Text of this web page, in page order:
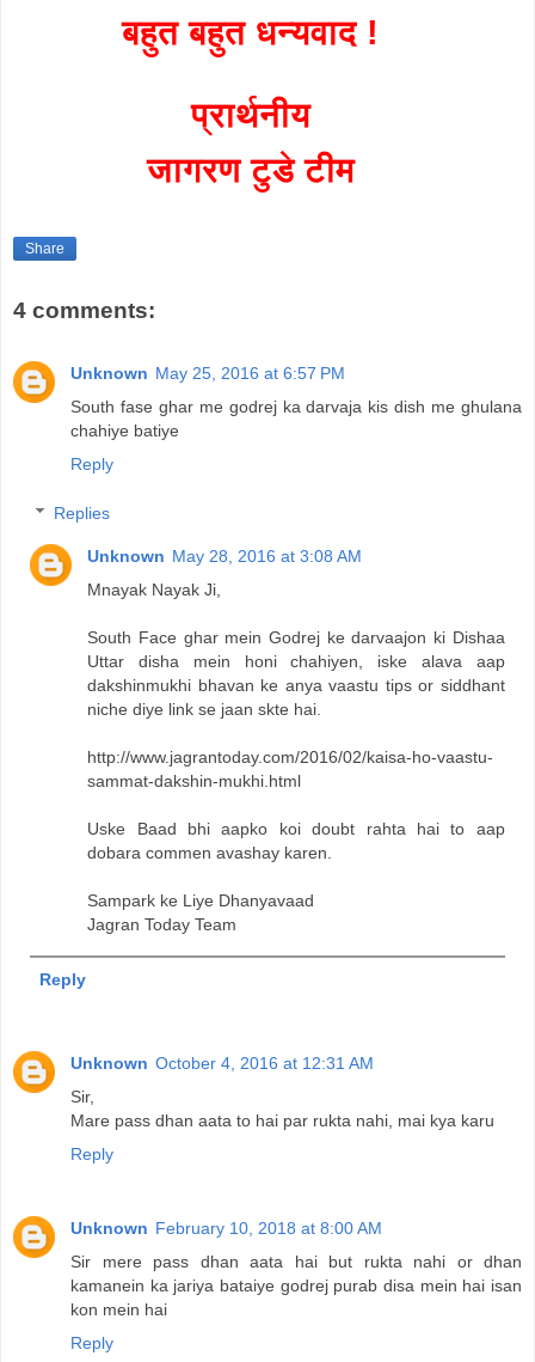
बहुत बहुत धन्यवाद !
प्रार्थनीय
जागरण टुडे टीम
Share
4 comments:
Unknown May 25, 2016 at 6:57 PM
South fase ghar me godrej ka darvaja kis dish me ghulana
chahiye batiye
Reply
Replies
Unknown May 28, 2016 at 3:08 AM
Mnayak Nayak Ji,
South Face ghar mein Godrej ke darvaajon ki Dishaa
Uttar disha mein honi chahiyen, iske alava aap
dakshinmukhi bhavan ke anya vaastu tips or siddhant
niche diye link se jaan skte hai.
http://www.jagrantoday.com/2016/02/kaisa-ho-vaastu-
sammat-dakshin-mukhi.html
Uske Baad bhi aapko koi doubt rahta hai to aap
dobara commen avashay karen.
Sampark ke Liye Dhanyavaad
Jagran Today Team
Reply
Unknown October 4, 2016 at 12:31 AM
Sir,
Mare pass dhan aata to hai par rukta nahi, mai kya karu
Reply
Unknown February 10, 2018 at 8:00 AM
Sir mere pass dhan aata hai but rukta nahi or dhan
kamanein ka jariya bataiye godrej purab disa mein hai isan
kon mein hai
Reply